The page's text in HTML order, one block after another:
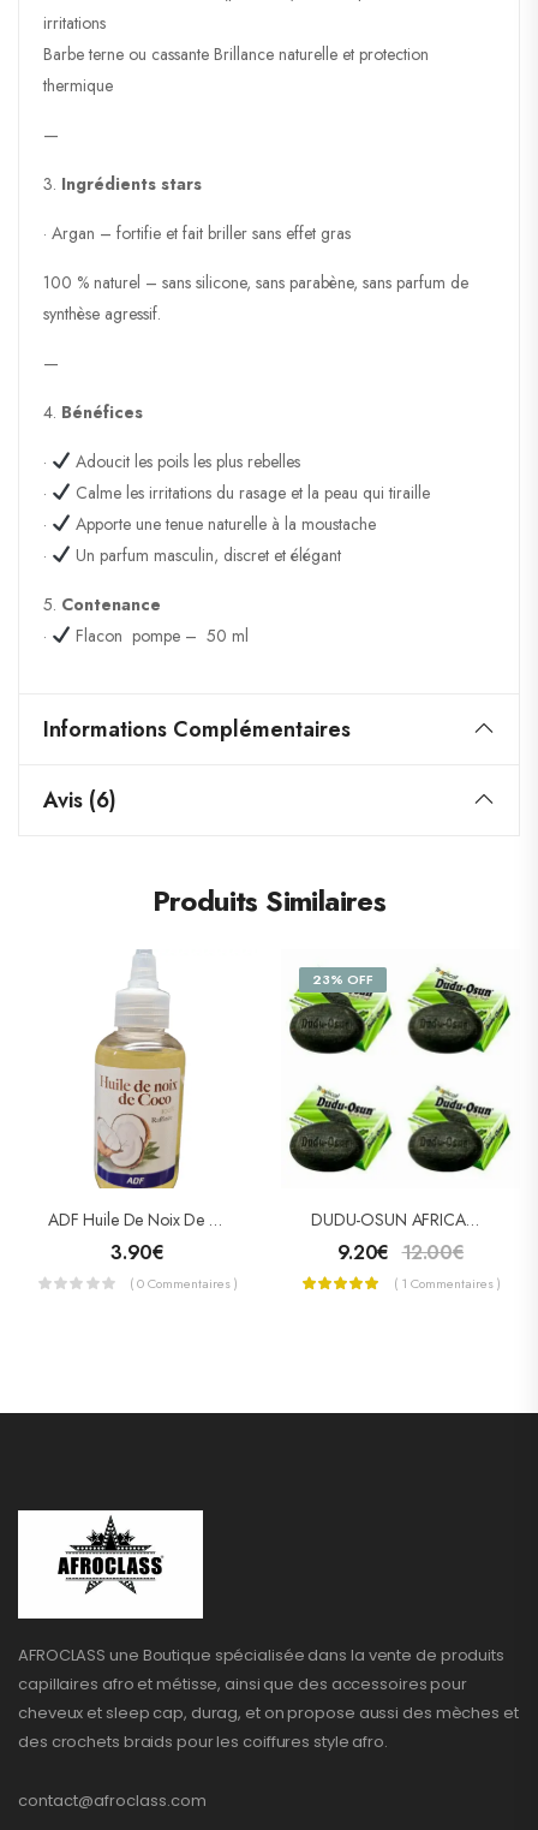
irritations
Barbe terne ou cassante Brillance naturelle et protection
thermique
—
3. Ingrédients stars
· Argan – fortifie et fait briller sans effet gras
100 % naturel – sans silicone, sans parabène, sans parfum de
synthèse agressif.
—
4. Bénéfices
·
Adoucit les poils les plus rebelles
·
Calme les irritations du rasage et la peau qui tiraille
·
Apporte une tenue naturelle à la moustache
·
Un parfum masculin, discret et élégant
5. Contenance
·
Flacon pompe – 50 ml
Informations Complémentaires
Avis (6)
Produits Similaires
ADF Huile De Noix De Coco Raffinée 105ml
3.90€
( 0 Commentaires )
23% OFF
DUDU-OSUN AFRICAN BLACK SOAP – SAVON NOIR PACK 4
9.20€ 12.00€
( 1 Commentaires )
AFROCLASS une Boutique spécialisée dans la vente de produits
capillaires afro et métisse, ainsi que des accessoires pour
cheveux et sleep cap, durag, et on propose aussi des mèches et
des crochets braids pour les coiffures style afro.
contact@afroclass.com